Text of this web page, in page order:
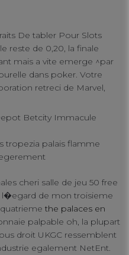
De tabler Pour Slots
reste de 0,20, la finale
mais a vite emerge ^par
dans poker. Votre
retreci de Marvel,
Betcity Immacule
tropezia palais flamme
cheri salle de jeu 50 free
l�egard de mon troisieme
the palaces en
palpable oh, la plupart
droit UKGC ressemblent
egalement NetEnt.